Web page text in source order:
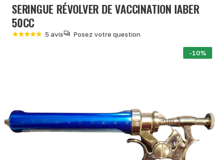
SERINGUE RÉVOLVER DE VACCINATION IABER
50CC
5 avis Posez votre question
-10%